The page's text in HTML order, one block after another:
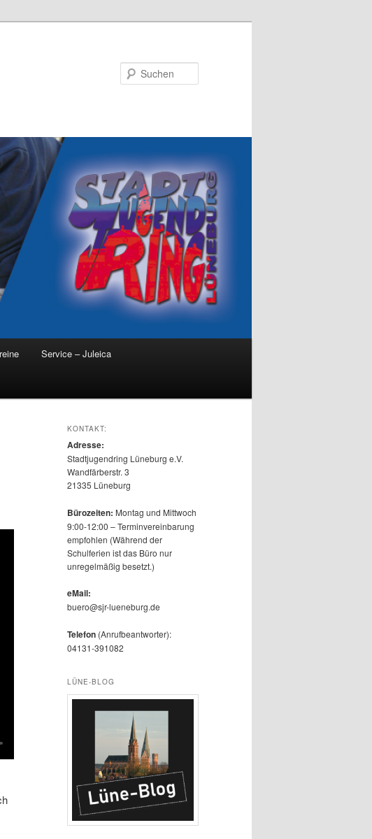
Service – Juleica
KONTAKT:
Adresse:
Stadtjugendring Lüneburg e.V.
Wandfärberstr. 3
21335 Lüneburg
Bürozeiten: Montag und Mittwoch
9:00-12:00 – Terminvereinbarung
empfohlen (Während der
Schulferien ist das Büro nur
unregelmäßig besetzt.)
eMail:
buero@sjr-lueneburg.de
Telefon (Anrufbeantworter):
04131-391082
LÜNE-BLOG